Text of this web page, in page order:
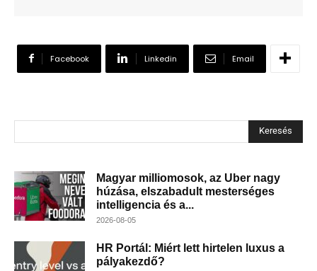
Facebook Linkedin Email
Keresés
Magyar milliomosok, az Uber nagy
húzása, elszabadult mesterséges
intelligencia és a...
2026-08-05
HR Portál: Miért lett hirtelen luxus a
pályakezdő?